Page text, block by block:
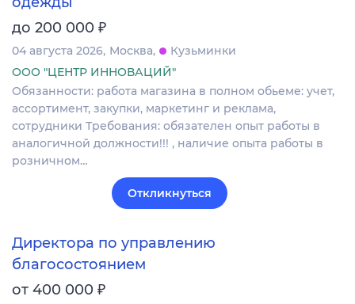
до 200 000 ₽
04 августа 2026 Москва
Кузьминки
ООО "ЦЕНТР ИННОВАЦИЙ"
Обязанности: работа магазина в полном обьеме: учет,
ассортимент, закупки, маркетинг и реклама,
сотрудники Требования: обязателен опыт работы в
аналогичной должности!!! , наличие опыта работы в
розничном…
Откликнуться
Директора по управлению
благосостоянием
от 400 000 ₽